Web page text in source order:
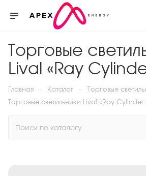
Торговые
Lival «Ray
Главная — Каталог — Торговые
Торговые светильники Lival «Ray Cylinder